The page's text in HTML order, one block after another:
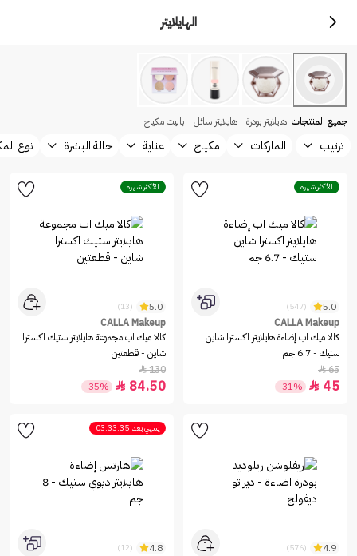
الهايلايتر
جميع المنتجات هايلايتر بودرة هايلايتر سائل باليت مكياج
ترتيب الماركات مكياج عناية حالة البشرة نوع
الأكثر شهرة
5.0
(547)
CALLA Makeup
كالا ميك اب إضاءة هايلايتر اكسترا شاين
ستيك - 6.7 جم
65

45

-31%
الأكثر شهرة
5.0
(13)
CALLA Makeup
كالا ميك اب مجموعة هايلايتر ستيك اكسترا
شاين - قطعتين
130

84.50

-35%
4.9
(576)
ينتهي بعد 03:33:35
4.8
(12)